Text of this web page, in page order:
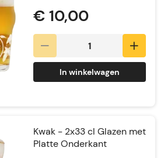
€ 10,00
In winkelwagen
Kwak - 2x33 cl Glazen met
Platte Onderkant